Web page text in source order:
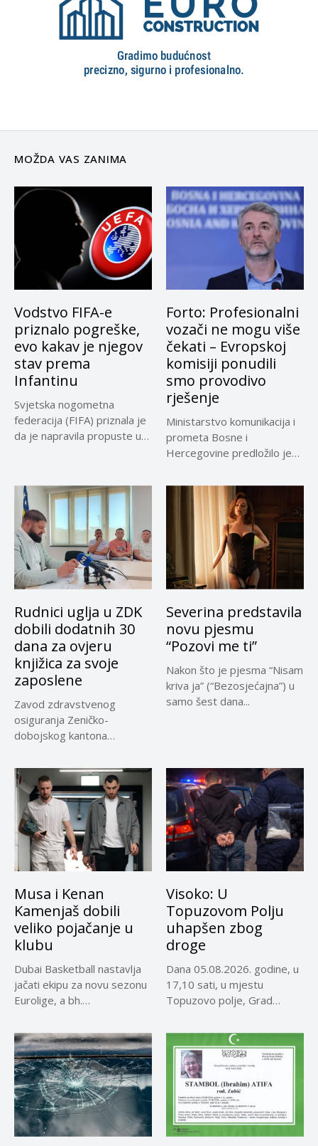
MOŽDA VAS ZANIMA
Vodstvo FIFA-e
priznalo pogreške,
evo kakav je njegov
stav prema
Infantinu
Svjetska nogometna
federacija (FIFA) priznala je
da je napravila propuste u
Forto: Profesionalni
vozači ne mogu više
čekati – Evropskoj
komisiji ponudili
smo provodivo
rješenje
Ministarstvo komunikacija i
prometa Bosne i
Hercegovine predložilo je
privremeno...
Rudnici uglja u ZDK
dobili dodatnih 30
dana za ovjeru
knjižica za svoje
zaposlene
Zavod zdravstvenog
osiguranja Zeničko-
dobojskog kantona
30 dana...
Severina predstavila
novu pjesmu
“Pozovi me ti”
Nakon što je pjesma “Nisam
kriva ja” (“Bezosjećajna”) u
samo šest dana...
Musa i Kenan
Kamenjaš dobili
veliko pojačanje u
klubu
Dubai Basketball nastavlja
jačati ekipu za novu sezonu
Eurolige, a bh.
Visoko: U
Topuzovom Polju
uhapšen zbog
droge
Dana 05.08.2026. godine, u
17,10 sati, u mjestu
Topuzovo polje, Grad